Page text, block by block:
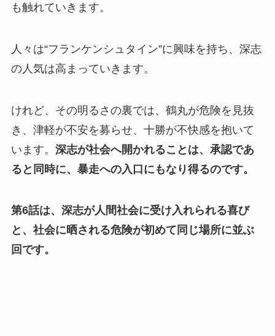
も触れていきます。
人々は“フランケンシュタイン”に興味を持ち、深志
の人気は高まっていきます。
けれど、その明るさの裏では、鶴丸が危険を見抜
き、津軽が不安を募らせ、十勝が不快感を抱いて
います。 深志が社会へ開かれることは、承認であ
ると同時に、暴走への入口にもなり得るのです。
第6話は、深志が人間社会に受け入れられる喜び
と、社会に晒される危険が初めて同じ場所に並ぶ
回です。